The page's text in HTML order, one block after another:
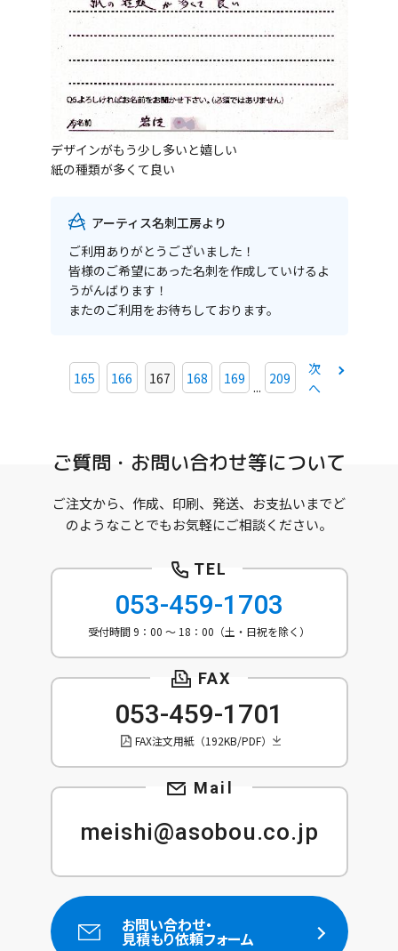
デザインがもう少し多いと嬉しい
紙の種類が多くて良い
アーティス名刺工房より
ご利用ありがとうございました！
皆様のご希望にあった名刺を作成していけるよ
うがんばります！
またのご利用をお待ちしております。
165 166 167 168 169 ... 209
次
へ
ご質問・お問い合わせ等について
ご注文から、作成、印刷、発送、お支払いまでど
のようなことでもお気軽にご相談ください。
053-459-1703
受付時間 9：00 ～ 18：00（土・日祝を除く）
053-459-1701
FAX注文用紙（192KB/PDF）
meishi@asobou.co.jp
お問い合わせ・
見積もり依頼フォーム